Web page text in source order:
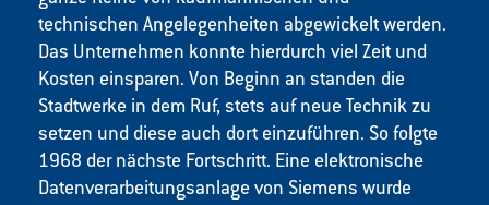
technischen Angelegenheiten abgewickelt werden.
Das Unternehmen konnte hierdurch viel Zeit und
Kosten einsparen. Von Beginn an standen die
Stadtwerke in dem Ruf, stets auf neue Technik zu
setzen und diese auch dort einzuführen. So folgte
1968 der nächste Fortschritt. Eine elektronische
Datenverarbeitungsanlage von Siemens wurde